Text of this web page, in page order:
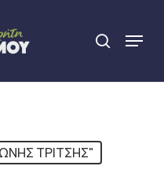
search
Menu
ΤΡΙΤΣΗΣ"
Close